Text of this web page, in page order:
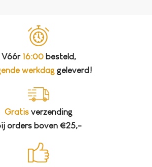
Vóór 16:00besteld,
werkdaggeleverd!
Gratis verzending
orders boven €25,-